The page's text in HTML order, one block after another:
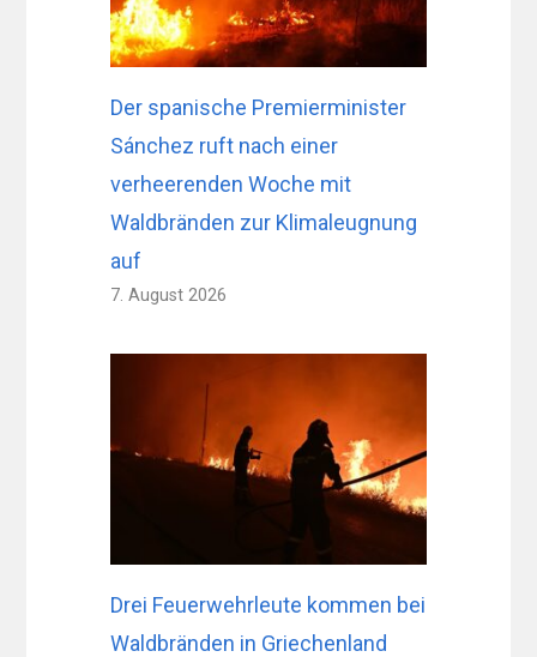
Der spanische Premierminister
Sánchez ruft nach einer
verheerenden Woche mit
Waldbränden zur Klimaleugnung
auf
7. August 2026
Drei Feuerwehrleute kommen bei
Waldbränden in Griechenland